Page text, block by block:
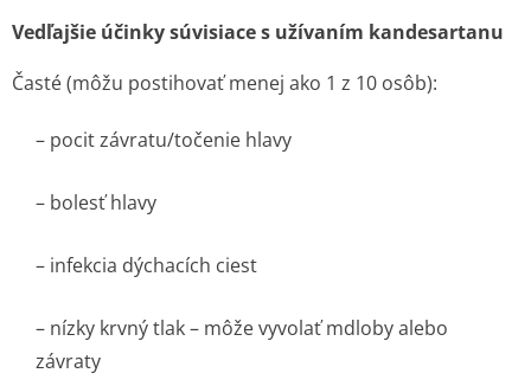
Vedľajšie účinky súvisiace s užívaním kandesartanu
Časté (môžu postihovať menej ako 1 z 10 osôb):
– pocit závratu/točenie hlavy
– bolesť hlavy
– infekcia dýchacích ciest
– nízky krvný tlak – môže vyvolať mdloby alebo
závraty